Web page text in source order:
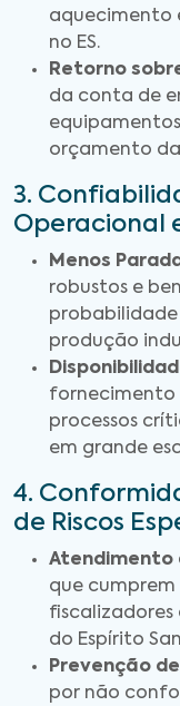
aquecimento
no ES.
Retorno
da conta de
orçamento
3.
Operacional
Menos
robustos e
probabilidade
produção
fornecimento
processos
em grande
4.
de Riscos
Atendimento
que cumprem
fiscalizadores
do Espírito
Prevenção
por não